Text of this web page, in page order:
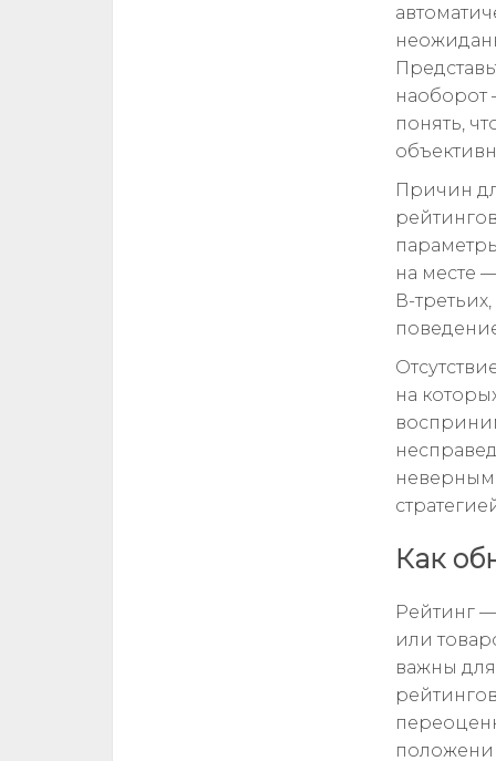
наоборот
понять,
Причин
на месте
В-
на
неверным
Как
Рейтинг
или
важны